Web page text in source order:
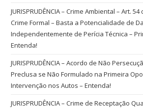
JURISPRUDÊNCIA – Crime Ambiental – Art. 54
Crime Formal – Basta a Potencialidade de
Independentemente de Perícia Técnica –
Entenda!
JURISPRUDÊNCIA – Acordo de Não
Preclusa se Não Formulado na Primeira
Intervenção nos Autos – Entenda!
JURISPRUDÊNCIA – Crime de Receptação